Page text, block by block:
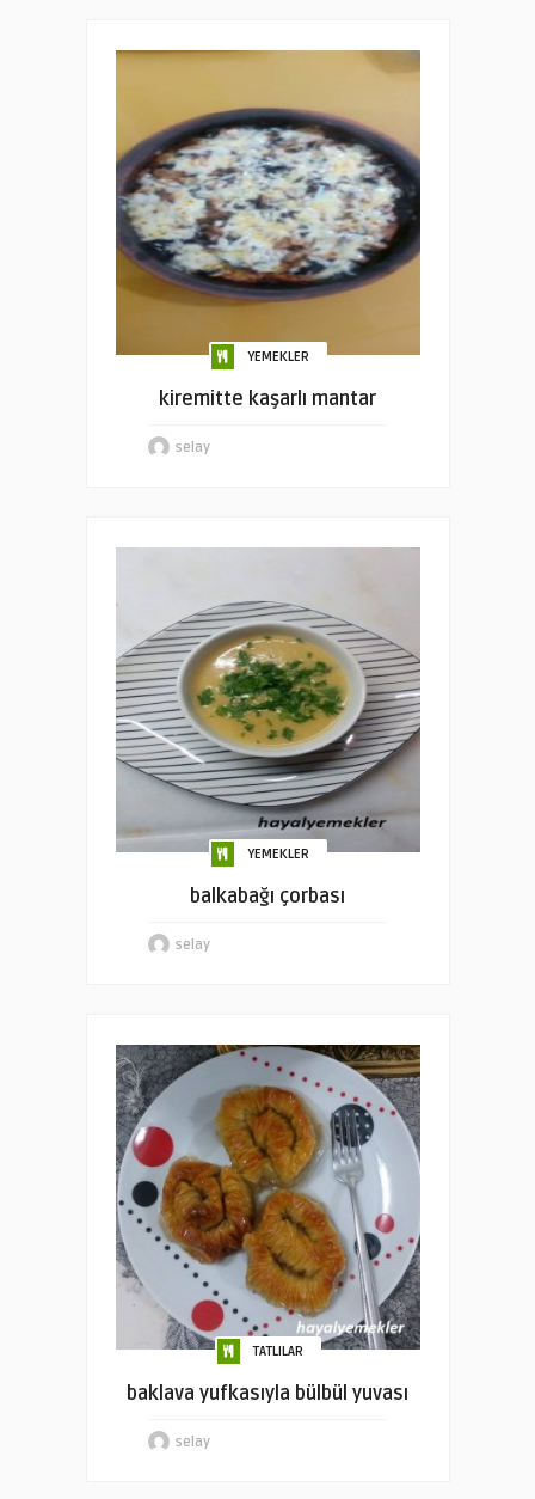
YEMEKLER
kiremitte kaşarlı mantar
selay
YEMEKLER
balkabağı çorbası
selay
TATLILAR
baklava yufkasıyla bülbül yuvası
selay